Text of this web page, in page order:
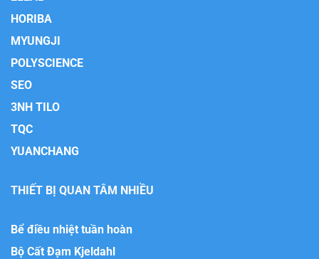
HORIBA
MYUNGJI
POLYSCIENCE
SEO
3NH TILO
TQC
YUANCHANG
THIẾT BỊ QUAN TÂM NHIỀU
Bể điều nhiệt tuần hoàn
Bộ Cất Đạm Kjeldahl